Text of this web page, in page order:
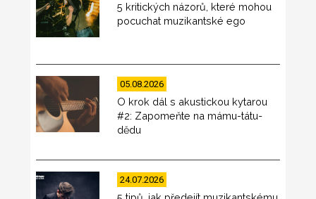
5 kritických názorů, které mohou
pocuchat muzikantské ego
05.08.2026
O krok dál s akustickou kytarou
#2: Zapomeňte na mámu-tátu-
dědu
24.07.2026